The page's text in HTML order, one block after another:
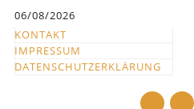
springen
06/08/2026
KONTAKT
IMPRESSUM
DATENSCHUTZERKLÄRUNG